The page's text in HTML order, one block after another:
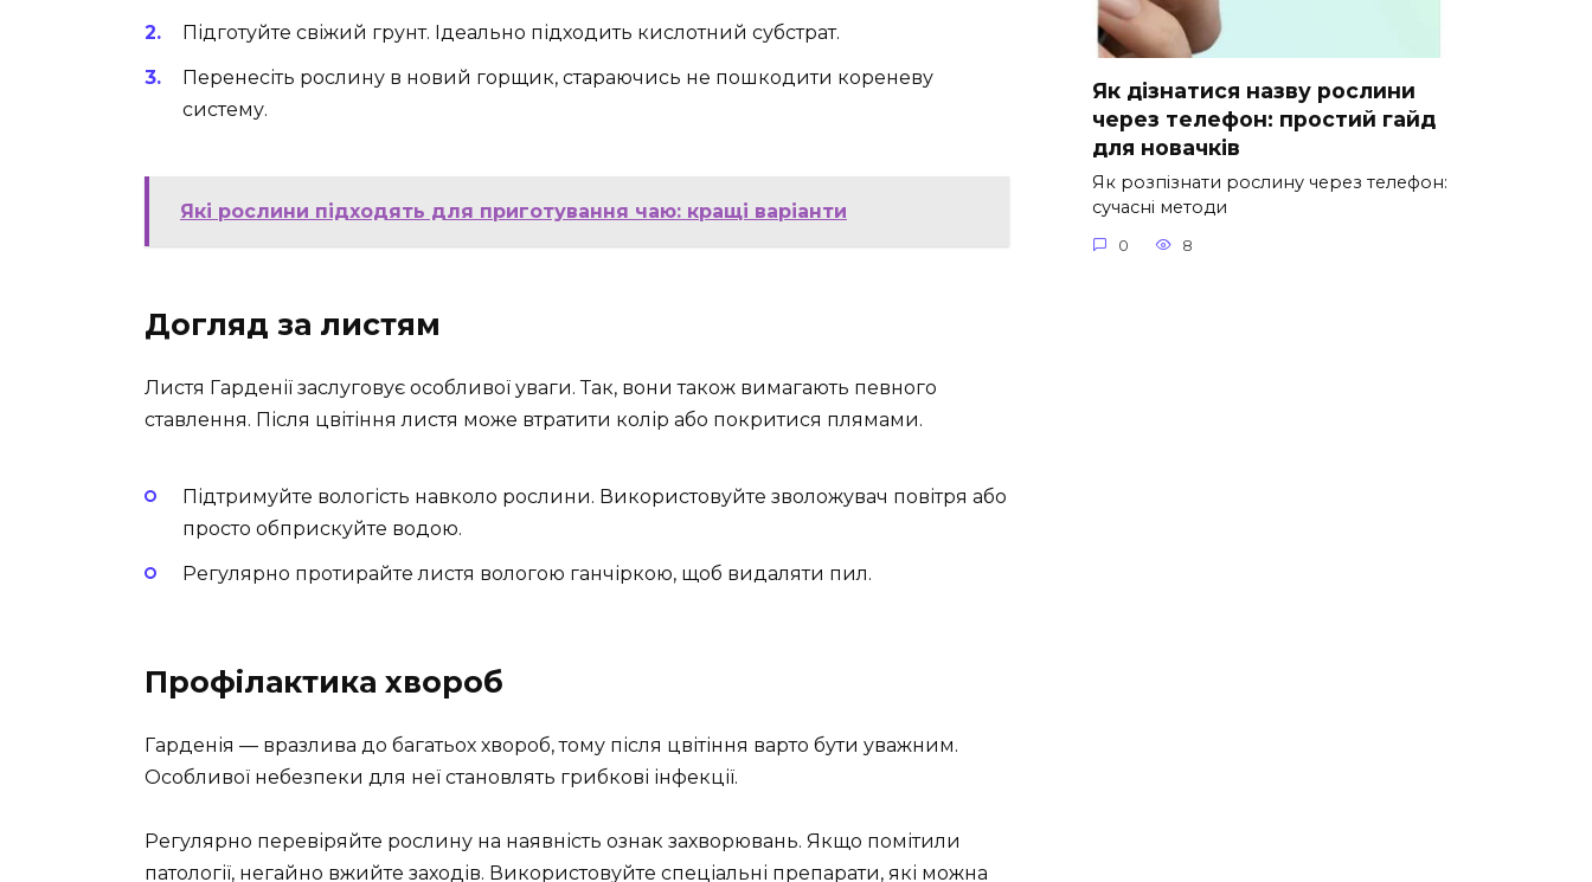
Підготуйте свіжий грунт. Ідеально підходить кислотний субстрат.
Перенесіть рослину в новий горщик, стараючись не пошкодити кореневу
систему.
Які рослини підходять для приготування чаю: кращі варіанти
Догляд за листям
Листя Гарденії заслуговує особливої уваги. Так, вони також вимагають певного
ставлення. Після цвітіння листя може втратити колір або покритися плямами.
Підтримуйте вологість навколо рослини. Використовуйте зволожувач повітря або
просто обприскуйте водою.
Регулярно протирайте листя вологою ганчіркою, щоб видаляти пил.
Профілактика хвороб
Гарденія — вразлива до багатьох хвороб, тому після цвітіння варто бути уважним.
Особливої небезпеки для неї становлять грибкові інфекції.
Регулярно перевіряйте рослину на наявність ознак захворювань. Якщо помітили
патології, негайно вжийте заходів. Використовуйте спеціальні препарати, які можна
Як дізнатися назву рослини
через телефон: простий гайд
для новачків
Як розпізнати рослину через телефон:
сучасні методи
0 8